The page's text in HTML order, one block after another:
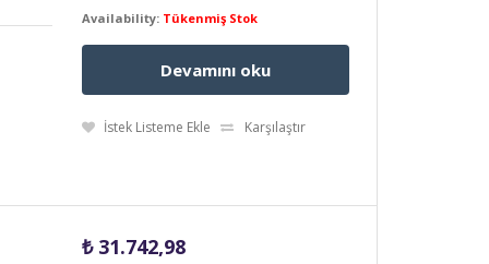
Availability: Tükenmiş Stok
Devamını oku
İstek Listeme Ekle Karşılaştır
₺31.742,98